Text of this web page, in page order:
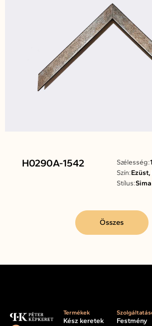
H0290A-1542 Szélesség:
Szín:
Stílus:Sima
Összes
Termékek
Kész keretek
Festmény